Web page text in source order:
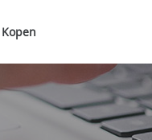
Kopen